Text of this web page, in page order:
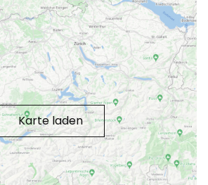
Karte laden